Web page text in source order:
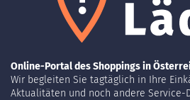
Online-Portal des Shoppings in
Wir begleiten Sie tagtäglich in Ihre
Aktualitäten und noch andere Service-